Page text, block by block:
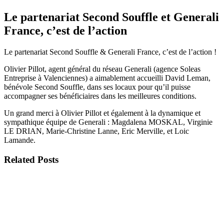
Le partenariat Second Souffle et Generali
France, c’est de l’action
Le partenariat Second Souffle & Generali France, c’est de l’action !
Olivier Pillot, agent général du réseau Generali (agence Soleas
Entreprise à Valenciennes) a aimablement accueilli David Leman,
bénévole Second Souffle, dans ses locaux pour qu’il puisse
accompagner ses bénéficiaires dans les meilleures conditions.
Un grand merci à Olivier Pillot et également à la dynamique et
sympathique équipe de Generali : Magdalena MOSKAL, Virginie
LE DRIAN, Marie-Christine Lanne, Eric Merville, et Loic
Lamande.
Related Posts